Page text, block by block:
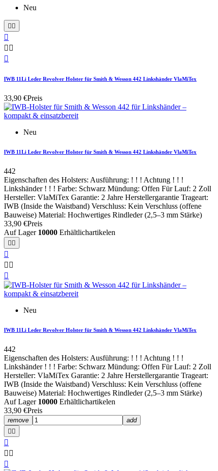
Neu
 

 

IWB 11Li Leder Revolver Holster für Smith & Wesson 442 Linkshänder VlaMiTex
33,90 €Preis
Neu
IWB 11Li Leder Revolver Holster für Smith & Wesson 442 Linkshänder VlaMiTex
442
Eigenschaften des Holsters: Ausführung: ! ! ! Achtung ! ! !
Linkshänder ! ! ! Farbe: Schwarz Mündung: Offen Für Lauf: 2 Zoll
Hersteller: VlaMiTex Garantie: 2 Jahre Herstellergarantie Trageart:
IWB (Inside the Waistband) Verschluss: Kein Verschluss (offene
Bauweise) Material: Hochwertiges Rindleder (2,5–3 mm Stärke)
33,90 €Preis
Auf Lager 10000 Erhältlichartikelen


 

Neu
IWB 11Li Leder Revolver Holster für Smith & Wesson 442 Linkshänder VlaMiTex
442
Eigenschaften des Holsters: Ausführung: ! ! ! Achtung ! ! !
Linkshänder ! ! ! Farbe: Schwarz Mündung: Offen Für Lauf: 2 Zoll
Hersteller: VlaMiTex Garantie: 2 Jahre Herstellergarantie Trageart:
IWB (Inside the Waistband) Verschluss: Kein Verschluss (offene
Bauweise) Material: Hochwertiges Rindleder (2,5–3 mm Stärke)
Auf Lager 10000 Erhältlichartikelen
33,90 €Preis
remove
add


 
